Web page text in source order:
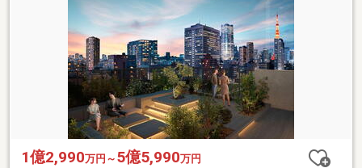
1億2,990万円～ 5億5,990万円